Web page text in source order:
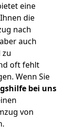
eine
die
nach
auch
zu
oft fehlt
Wenn Sie
bei uns
von